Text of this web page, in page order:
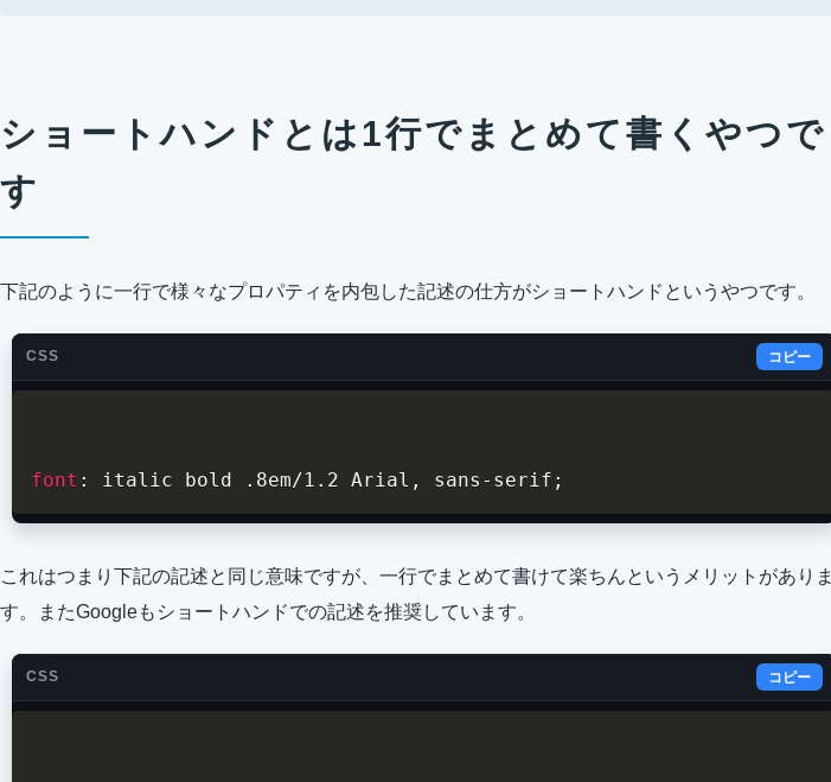
ショートハンドとは1行でまとめて書くやつで
す
下記のように一行で様々なプロパティを内包した記述の仕方がショートハンドというやつです。
CSS コピー
font : italic bold .8em/1.2 Arial , sans-serif ;
これはつまり下記の記述と同じ意味ですが、一行でまとめて書けて楽ちんというメリットがありま
す。またGoogleもショートハンドでの記述を推奨しています。
CSS コピー